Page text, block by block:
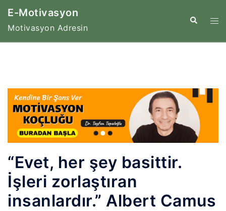
İçeriğe
E-Motivasyon
Motivasyon Adresin
Search
“Evet, her şey basittir.
İşleri zorlaştıran
insanlardır.” Albert Camus